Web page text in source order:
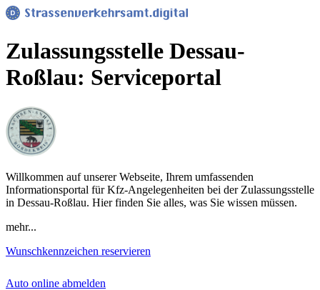
Zulassungsstelle Dessau-
Roßlau: Serviceportal
Willkommen auf unserer Webseite, Ihrem umfassenden
Informationsportal für Kfz-Angelegenheiten bei der Zulassungsstelle
in Dessau-Roßlau. Hier finden Sie alles, was Sie wissen müssen.
mehr...
Wunschkennzeichen reservieren
Auto online abmelden